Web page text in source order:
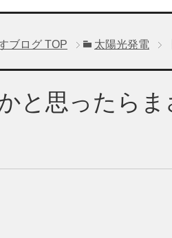
ブログ TOP 太陽光発電
と思ったらま